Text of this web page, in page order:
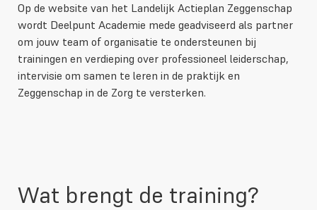
Op de website van het Landelijk Actieplan Zeggenschap
wordt Deelpunt Academie mede geadviseerd als partner
om jouw team of organisatie te ondersteunen bij
trainingen en verdieping over professioneel leiderschap,
intervisie om samen te leren in de praktijk en
Zeggenschap in de Zorg te versterken.
Wat brengt de training?